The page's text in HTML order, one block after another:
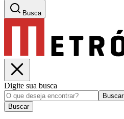
Busca
Digite sua busca
Buscar
Buscar